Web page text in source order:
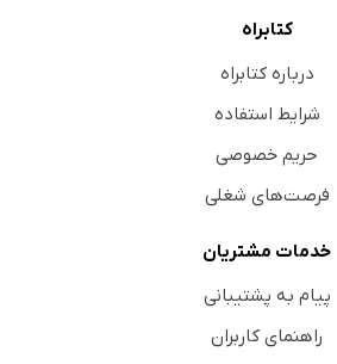
کتابراه
درباره کتابراه
شرایط استفاده
حریم خصوصی
فرصت‌های شغلی
خدمات مشتریان
پیام به پشتیبانی
راهنمای کاربران